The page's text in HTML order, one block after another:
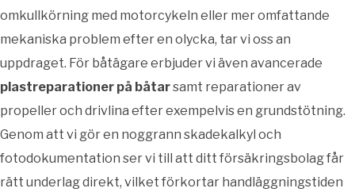
omkullkörning med motorcykeln eller mer omfattande
mekaniska problem efter en olycka, tar vi oss an
uppdraget. För båtägare erbjuder vi även avancerade
plastreparationer på båtarsamt reparationer av
propeller och drivlina efter exempelvis en grundstötning.
Genom att vi gör en noggrann skadekalkyl och
fotodokumentation ser vi till att ditt försäkringsbolag får
rätt underlag direkt, vilket förkortar handläggningstiden